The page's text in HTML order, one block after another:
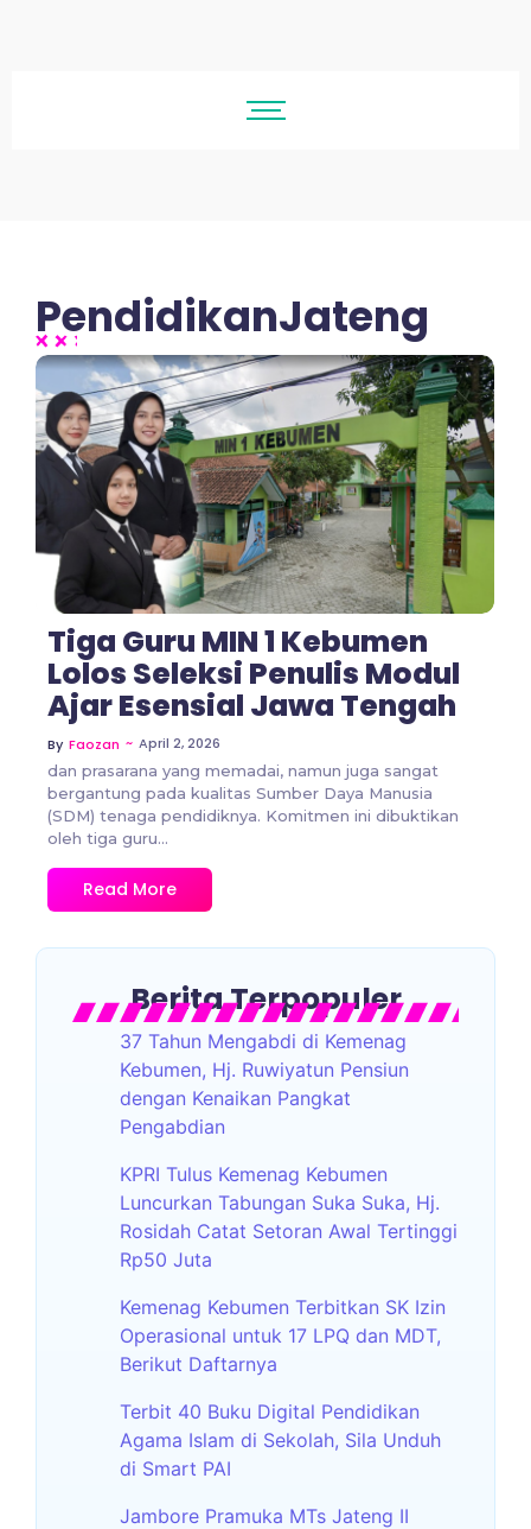
PendidikanJateng
No Comments
Tiga Guru MIN 1 Kebumen
Lolos Seleksi Penulis Modul
Ajar Esensial Jawa Tengah
By Faozan ~ April 2, 2026
dan prasarana yang memadai, namun juga sangat
bergantung pada kualitas Sumber Daya Manusia
(SDM) tenaga pendidiknya. Komitmen ini dibuktikan
oleh tiga guru...
Read More
Berita Terpopuler
37 Tahun Mengabdi di Kemenag
Kebumen, Hj. Ruwiyatun Pensiun
dengan Kenaikan Pangkat
Pengabdian
KPRI Tulus Kemenag Kebumen
Luncurkan Tabungan Suka Suka, Hj.
Rosidah Catat Setoran Awal Tertinggi
Rp50 Juta
Kemenag Kebumen Terbitkan SK Izin
Operasional untuk 17 LPQ dan MDT,
Berikut Daftarnya
Terbit 40 Buku Digital Pendidikan
Agama Islam di Sekolah, Sila Unduh
di Smart PAI
Jambore Pramuka MTs Jateng II